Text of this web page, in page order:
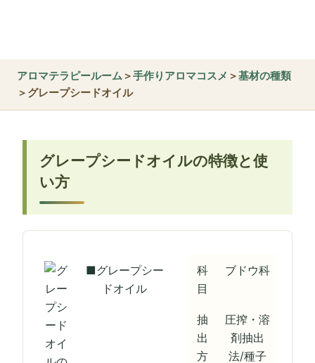
アロマテラピールーム＞手作りアロマコスメ ＞基材の種類
＞グレープシードオイル
グレープシードオイルの特徴と使
い方
■グレープシー
ドオイル
科
目
ブドウ科
抽
出
方
圧搾・溶
剤抽出
法/種子